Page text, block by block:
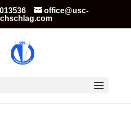
office@usc-